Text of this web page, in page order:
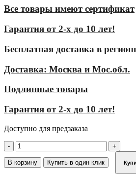
Все товары имеют сертификат
Гарантия от 2-х до 10 лет!
Бесплатная доставка в
Доставка: Москва и Мос.обл.
Подлинные товары
Гарантия от 2-х до 10 лет!
Доступно для предзаказа
Количество
товара
Площадка
В корзину Купить в один клик